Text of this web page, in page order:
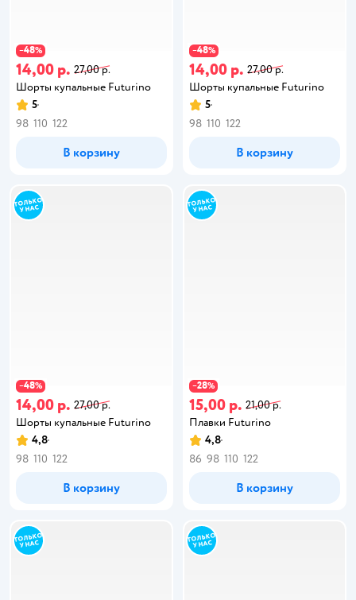
−48%
14,00 р. 27,00 р.
Шорты купальные Futurino
5
98 110 122
В корзину
−48%
14,00 р. 27,00 р.
Шорты купальные Futurino
5
98 110 122
В корзину
−48%
14,00 р. 27,00 р.
Шорты купальные Futurino
4,8
98 110 122
В корзину
−28%
15,00 р. 21,00 р.
Плавки Futurino
4,8
86 98 110 122
В корзину